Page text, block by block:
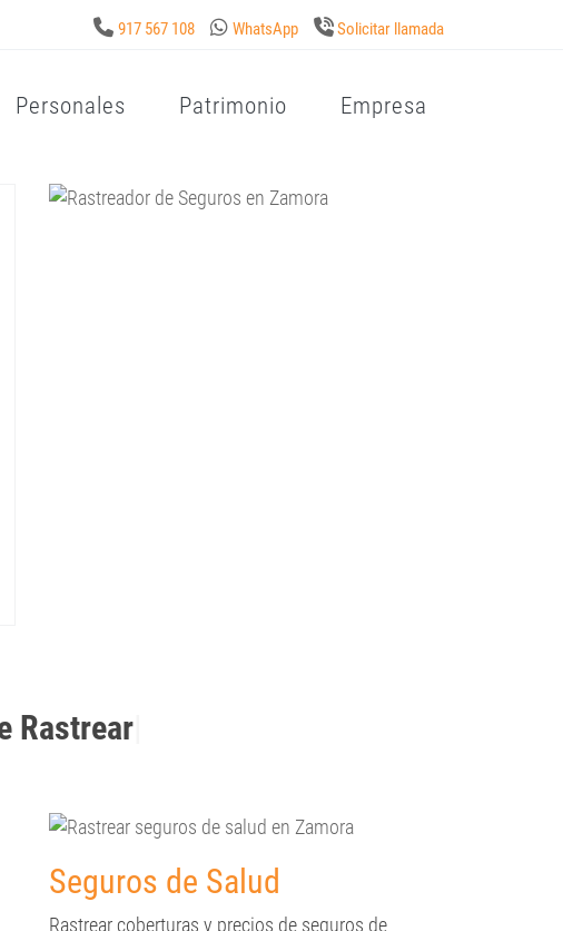
917 567 108 WhatsApp Solicitar llamada
Personales Patrimonio Empresa
Rastrear
Seguros de Salud
Rastrear coberturas y precios de seguros de